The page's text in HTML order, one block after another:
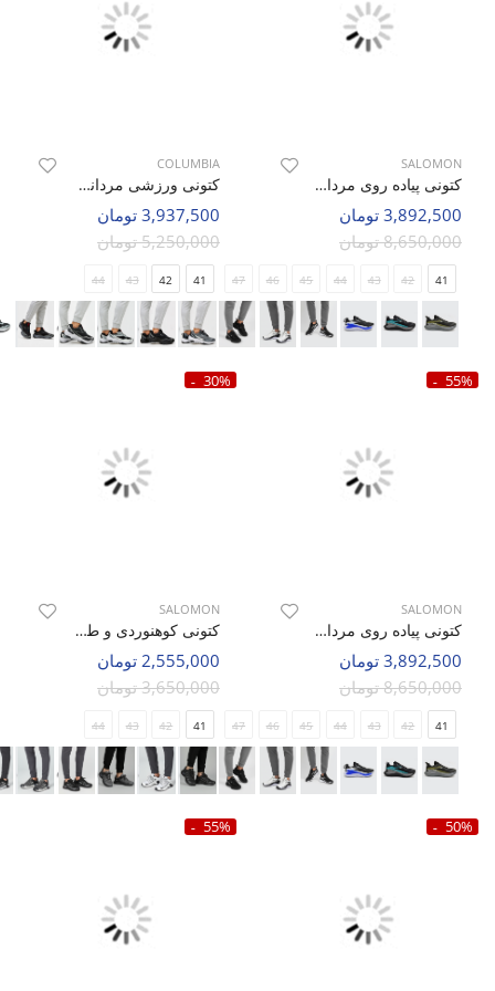
SALOMON
کتونی پیاده روی مردانه سالامون Genesis Matrix M
3,892,500 تومان
8,650,000 تومان
41
42
43
44
45
46
47
COLUMBIA
کتونی ورزشی مردانه کلمبیا Columbia Core Tex M
3,937,500 تومان
5,250,000 تومان
41
42
43
44
55%
SALOMON
کتونی پیاده روی مردانه سالامون Genesis Matrix M
3,892,500 تومان
8,650,000 تومان
41
42
43
44
45
46
47
30%
SALOMON
کتونی کوهنوردی و طبیعت گردی مردانه سالامون Speed Verse M
2,555,000 تومان
3,650,000 تومان
41
42
43
44
50%
55%